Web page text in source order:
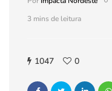
3 mins de leitura
1047 0